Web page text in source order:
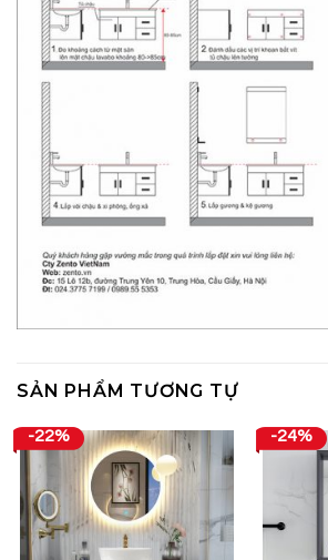
SẢN PHẨM TƯƠNG TỰ
-22% -24%